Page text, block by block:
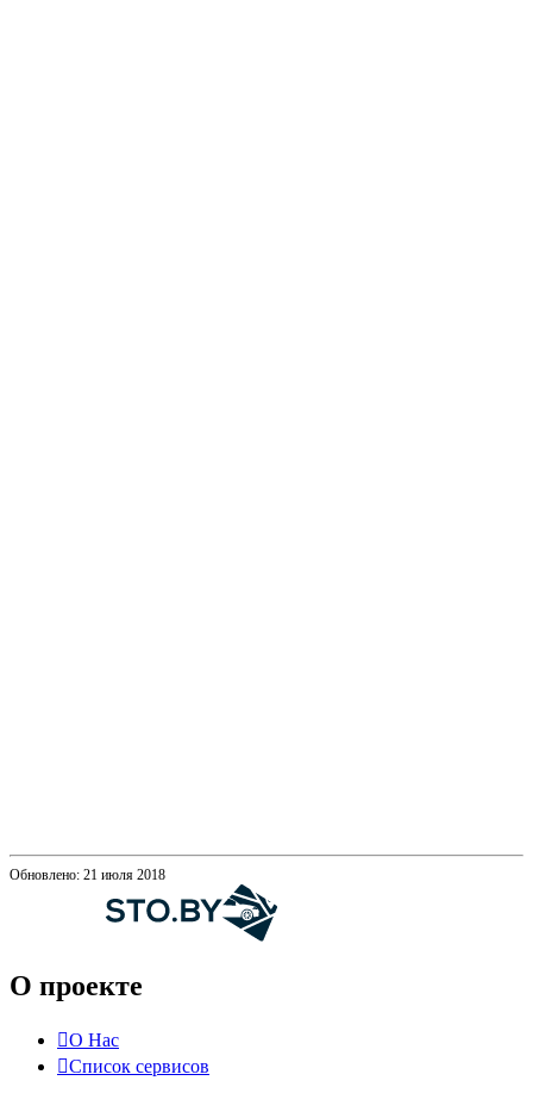
Обновлено: 21 июля 2018
О проекте
О Нас
Список сервисов